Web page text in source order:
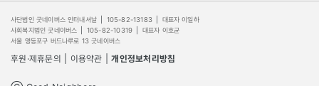
사단법인 굿네이버스 인터내셔날 105-82-13183
대표자 이일하
사회복지법인 굿네이버스
105-82-10319
대표자 이호균
서울 영등포구 버드나루로 13 굿네이버스
후원·제휴문의 이용약관 개인정보처리방침